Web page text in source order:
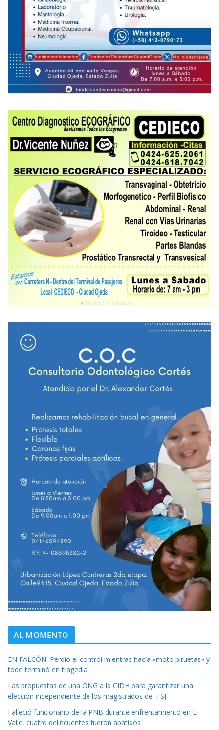
AL MOMENTO
EN FALCÓN: Perdió el control mientras hacía «moto piruetas» y
todo terminó en tragedia
Las propuestas de una ONG a la CIDH para garantizar una
elección independiente de los magistrados del TSJ
Falleció funcionario de la PNB durante enfrentamiento en El
Valle, cuatro delincuentes fueron abatidos